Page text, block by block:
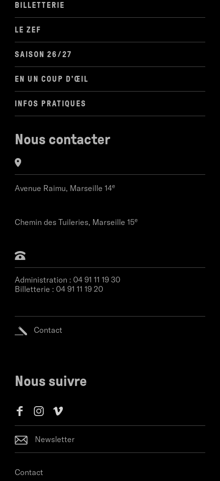
BILLETTERIE
LE ZEF
SAISON 26/27
EN UN COUP D'ŒIL
INFOS PRATIQUES
Nous contacter
Avenue Raimu, Marseille 14e
Chemin des Tuileries, Marseille 15e
Administration : 04 91 11 19 30
Billetterie : 04 91 11 19 20
Contact
Nous suivre
Newsletter
Contact